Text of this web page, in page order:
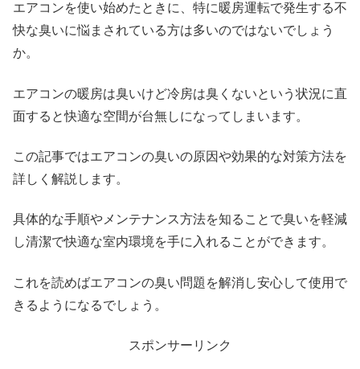
エアコンを使い始めたときに、特に暖房運転で発生する不
快な臭いに悩まされている方は多いのではないでしょう
か。
エアコンの暖房は臭いけど冷房は臭くないという状況に直
面すると快適な空間が台無しになってしまいます。
この記事ではエアコンの臭いの原因や効果的な対策方法を
詳しく解説します。
具体的な手順やメンテナンス方法を知ることで臭いを軽減
し清潔で快適な室内環境を手に入れることができます。
これを読めばエアコンの臭い問題を解消し安心して使用で
きるようになるでしょう。
スポンサーリンク